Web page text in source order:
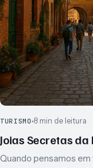
TURISMO 8 min de leitura
Joias Secretas
Quando pensamos em